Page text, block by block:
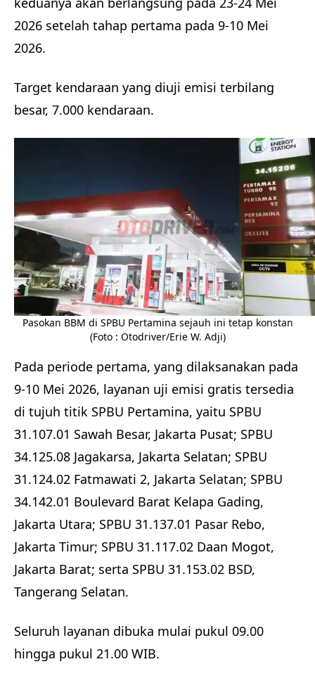
2026 setelah tahap pertama pada 9-10 Mei
2026.
Target kendaraan yang diuji emisi terbilang
besar, 7.000 kendaraan.
Pasokan BBM di SPBU Pertamina sejauh ini tetap konstan
(Foto : Otodriver/Erie W. Adji)
Pada periode pertama, yang dilaksanakan pada
9-10 Mei 2026, layanan uji emisi gratis tersedia
di tujuh titik SPBU Pertamina, yaitu SPBU
31.107.01 Sawah Besar, Jakarta Pusat; SPBU
34.125.08 Jagakarsa, Jakarta Selatan; SPBU
31.124.02 Fatmawati 2, Jakarta Selatan; SPBU
34.142.01 Boulevard Barat Kelapa Gading,
Jakarta Utara; SPBU 31.137.01 Pasar Rebo,
Jakarta Timur; SPBU 31.117.02 Daan Mogot,
Jakarta Barat; serta SPBU 31.153.02 BSD,
Tangerang Selatan.
Seluruh layanan dibuka mulai pukul 09.00
hingga pukul 21.00 WIB.